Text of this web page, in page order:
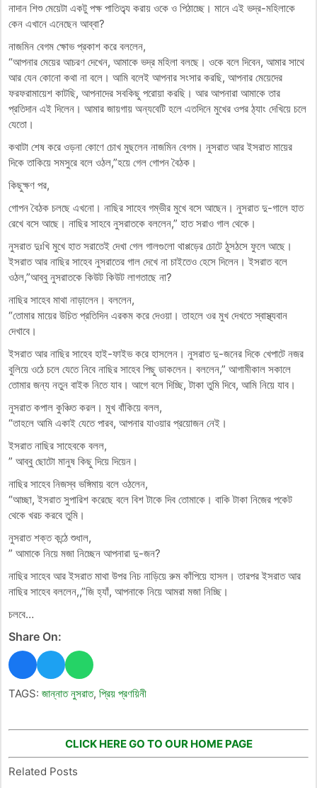
নাদান শিশু মেয়েটা একটু পক্ষ পাতিত্ব্য করায় ওকে ও পিঠাচ্ছে। মানে এই ভদ্র-মহিলাকে
কেন এখানে এনেছেন আব্বা?
নাজমিন বেগম ক্ষোভ প্রকাশ করে বললেন,
“আপনার মেয়ের আচরণ দেখেন, আমাকে ভদ্র মহিলা বলছে। ওকে বলে দিবেন, আমার সাথে
আর যেন কোনো কথা না বলে। আমি বলেই আপনার সংসার করছি, আপনার মেয়েদের
ফরফরামায়েশ কাটছি, আপনাদের সবকিছু পরোয়া করছি। আর আপনারা আমাকে তার
প্রতিদান এই দিলেন। আমার জায়গায় অন্যবেটি হলে এতদিনে মুখের ওপর ঠ্যাং দেখিয়ে চলে
যেতো।
কথাটা শেষ করে ওড়না কোণে চোখ মুছলেন নাজমিন বেগম। নুসরাত আর ইসরাত মায়ের
দিকে তাকিয়ে সমসুরে বলে ওঠল,”হয়ে গেল গোপন বৈঠক।
কিছুক্ষণ পর,
গোপন বৈঠক চলছে এখনো। নাছির সাহেব গম্ভীর মুখে বসে আছেন। নুসরাত দু-গালে হাত
রেখে বসে আছে। নাছির সাহবে নুসরাতকে বললেন,” হাত সরাও গাল থেকে।
নুসরাত দুঃখি মুখে হাত সরাতেই দেখা গেল গালগুলো থাপ্পড়ের চোটে ঠুসঠসে ফুলে আছে।
ইসরাত আর নাছির সাহেব নুসরাতের গাল দেখে না চাইতেও হেসে দিলেন। ইসরাত বলে
ওঠল,”আব্বু নুসরাতকে কিউট কিউট লাগতাছে না?
নাছির সাহেব মাথা নাড়ালেন। বললেন,
“তোমার মায়ের উচিত প্রতিদিন এরকম করে দেওয়া। তাহলে ওর মুখ দেখতে স্বাস্থ্যবান
দেখাবে।
ইসরাত আর নাছির সাহেব হাই-ফাইভ করে হাসলেন। নুসরাত দু-জনের দিকে খেপাটে নজর
বুলিয়ে ওঠে চলে যেতে নিবে নাছির সাহেব পিছু ডাকলেন। বললেন,” আগামীকাল সকালে
তোমার জন্য নতুন বাইক নিতে যাব। আগে বলে দিচ্ছি, টাকা তুমি দিবে, আমি নিয়ে যাব।
নুসরাত কপাল কুঞ্চিত করল। মুখ বাঁকিয়ে বলল,
“তাহলে আমি একাই যেতে পারব, আপনার যাওয়ার প্রয়োজন নেই।
ইসরাত নাছির সাহেবকে বলল,
” আব্বু ছোটো মানুষ কিছু দিয়ে দিয়েন।
নাছির সাহেব নিজস্ব ভঙ্গিমায় বলে ওঠলেন,
“আচ্ছা, ইসরাত সুপারিশ করেছে বলে বিশ টাকে দিব তোমাকে। বাকি টাকা নিজের পকেট
থেকে খরচ করবে তুমি।
নুসরাত শক্ত কন্ঠে শুধাল,
” আমাকে নিয়ে মজা নিচ্ছেন আপনারা দু-জন?
নাছির সাহেব আর ইসরাত মাথা উপর নিচ নাড়িয়ে রুম কাঁপিয়ে হাসল। তারপর ইসরাত আর
নাছির সাহেব বললেন,,”জি হ্যাঁ, আপনাকে নিয়ে আমরা মজা নিচ্ছি।
চলবে…
Share On:
TAGS: জান্নাত নুসরাত, প্রিয় প্রণয়িনী
CLICK HERE GO TO OUR HOME PAGE
Related Posts